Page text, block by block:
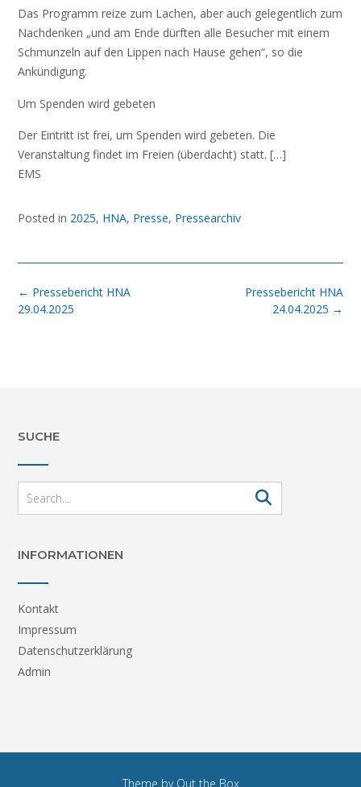
Das Programm reize zum Lachen, aber auch gelegentlich zum
Nachdenken „und am Ende dürften alle Besucher mit einem
Schmunzeln auf den Lippen nach Hause gehen“, so die
Ankündigung.
Um Spenden wird gebeten
Der Eintritt ist frei, um Spenden wird gebeten. Die
Veranstaltung findet im Freien (überdacht) statt. […]
EMS
Posted in 2025, HNA, Presse, Pressearchiv
Post
navigation
Pressebericht HNA
24.04.2025 →
← Pressebericht HNA
29.04.2025
SUCHE
INFORMATIONEN
Kontakt
Impressum
Datenschutzerklärung
Admin
Theme by Out the Box